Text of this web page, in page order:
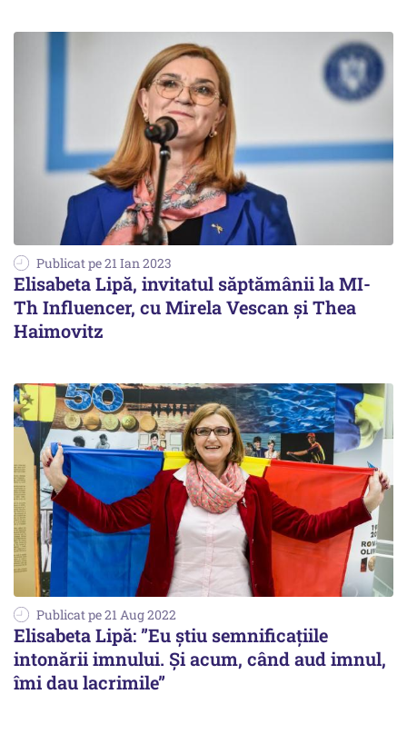
Publicat pe 21 Ian 2023
Elisabeta Lipă, invitatul săptămânii la MI-
Th Influencer, cu Mirela Vescan şi Thea
Haimovitz
Publicat pe 21 Aug 2022
Elisabeta Lipă: ”Eu știu semnificațiile
intonării imnului. Și acum, când aud imnul,
îmi dau lacrimile”